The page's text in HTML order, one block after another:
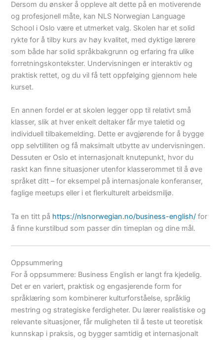
Dersom du ønsker å oppleve alt dette på en motiverende
og profesjonell måte, kan NLS Norwegian Language
School i Oslo være et utmerket valg. Skolen har et solid
rykte for å tilby kurs av høy kvalitet, med dyktige lærere
som både har solid språkbakgrunn og erfaring fra ulike
forretningskontekster. Undervisningen er interaktiv og
praktisk rettet, og du vil få tett oppfølging gjennom hele
kurset.
En annen fordel er at skolen legger opp til relativt små
klasser, slik at hver enkelt deltaker får mye taletid og
individuell tilbakemelding. Dette er avgjørende for å bygge
opp selvtilliten og få maksimalt utbytte av undervisningen.
Dessuten er Oslo et internasjonalt knutepunkt, hvor du
raskt kan finne situasjoner utenfor klasserommet til å øve
språket ditt – for eksempel på internasjonale konferanser,
faglige meetups eller i et flerkulturelt arbeidsmiljø.
Ta en titt på https://nlsnorwegian.no/business-english/ for
å finne kurstilbud som passer din timeplan og dine mål.
Oppsummering
For å oppsummere: Business English er langt fra kjedelig.
Det er en variert, praktisk og engasjerende form for
språklæring som kombinerer kulturforståelse, språklig
mestring og strategiske ferdigheter. Du lærer realistiske og
relevante situasjoner, får muligheten til å teste ut teoretisk
kunnskap i praksis, og bygger samtidig et internasjonalt